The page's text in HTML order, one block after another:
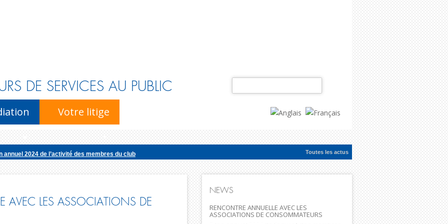
DE SERVICES AU PUBLIC Rechercher :
Skip to content
Votre litige
annuel 2024 de l’activité des membres du club
du Notariat publie son rapport d’activité pour l’année 2025
Toutes les actus
AVEC LES ASSOCIATIONS DE
NEWS
RENCONTRE ANNUELLE AVEC LES
ASSOCIATIONS DE CONSOMMATEURS